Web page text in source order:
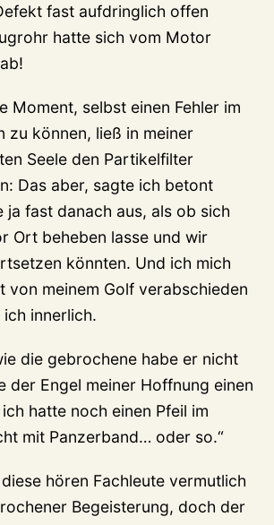
fast aufdringlich offen
hatte sich vom Motor
Moment, selbst einen Fehler im
zu können, ließ in meiner
Seele den Partikelfilter
Das aber, sagte ich betont
ja fast danach aus, als ob sich
Ort beheben lasse und wir
könnten. Und ich mich
von meinem Golf verabschieden
innerlich.
die gebrochene habe er nicht
der Engel meiner Hoffnung einen
hatte noch einen Pfeil im
mit Panzerband… oder so.“
hören Fachleute vermutlich
Begeisterung, doch der